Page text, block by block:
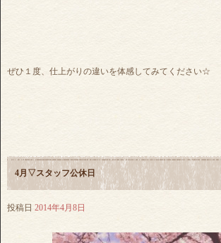
ぜひ１度、仕上がりの違いを体感してみてください☆
4月▽スタッフ公休日
投稿日 2014年4月8日